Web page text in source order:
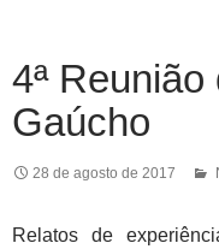
4ª
Gaúcho
28 de agosto de 2017
Relatos de